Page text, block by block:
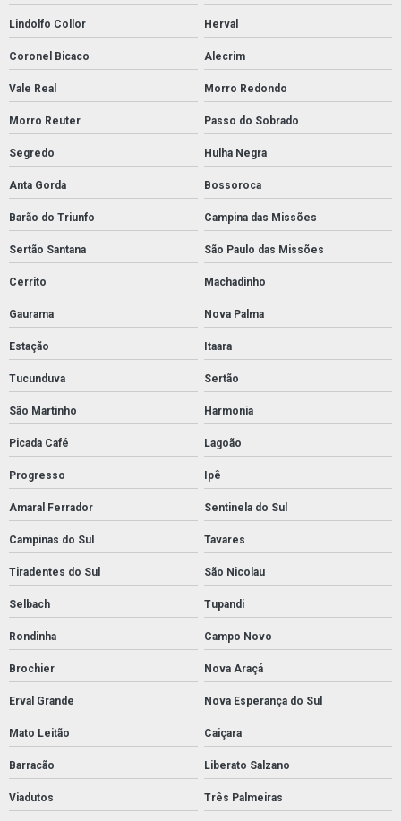
Lindolfo Collor Herval
Coronel Bicaco Alecrim
Vale Real Morro Redondo
Morro Reuter Passo do Sobrado
Segredo Hulha Negra
Anta Gorda Bossoroca
Barão do Triunfo Campina das Missões
Sertão Santana São Paulo das Missões
Cerrito Machadinho
Gaurama Nova Palma
Estação Itaara
Tucunduva Sertão
São Martinho Harmonia
Picada Café Lagoão
Progresso Ipê
Amaral Ferrador Sentinela do Sul
Campinas do Sul Tavares
Tiradentes do Sul São Nicolau
Selbach Tupandi
Rondinha Campo Novo
Brochier Nova Araçá
Erval Grande Nova Esperança do Sul
Mato Leitão Caiçara
Barracão Liberato Salzano
Viadutos Três Palmeiras